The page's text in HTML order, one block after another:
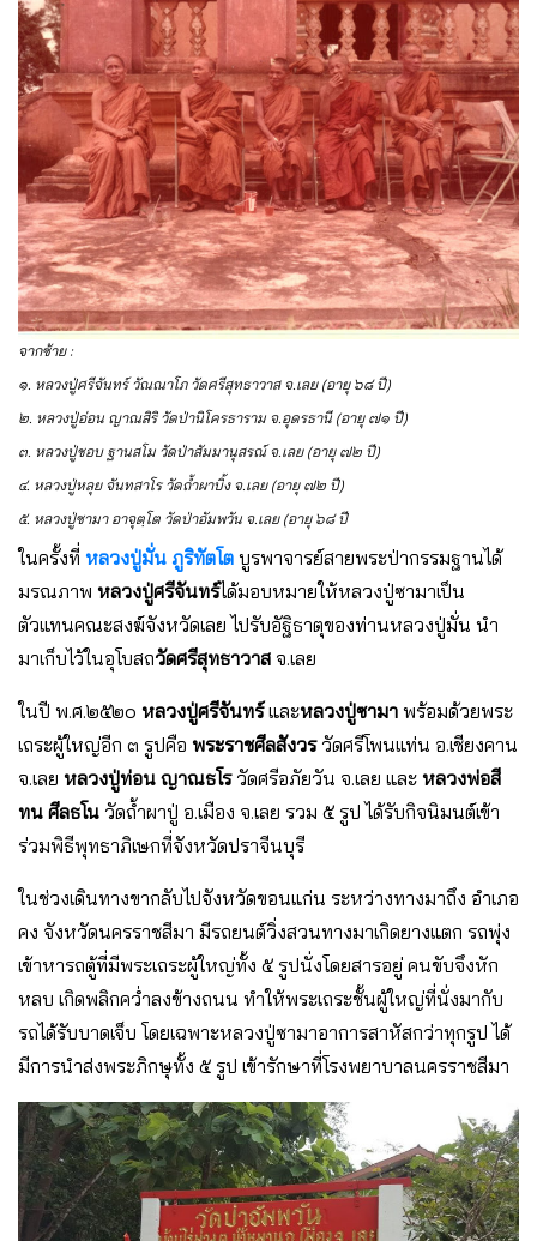
จากซ้าย :
๑. หลวงปู่ศรีจันทร์ วัณณาโภ วัดศรีสุทธาวาส จ.เลย (อายุ ๖๘ ปี)
๒. หลวงปู่อ่อน ญาณสิริ วัดป่านิโครธาราม จ.อุดรธานี (อายุ ๗๑ ปี)
๓. หลวงปู่ชอบ ฐานสโม วัดป่าสัมมานุสรณ์ จ.เลย (อายุ ๗๒ ปี)
๔. หลวงปู่หลุย จันทสาโร วัดถ้ำผาบิ้ง จ.เลย (อายุ ๗๒ ปี)
๕. หลวงปู่ซามา อาจุตฺโต วัดป่าอัมพวัน จ.เลย (อายุ ๖๘ ปี
ในครั้งที่ หลวงปู่มั่น ภูริทัตโต บูรพาจารย์สายพระป่ากรรมฐานได้
มรณภาพ หลวงปู่ศรีจันทร์ได้มอบหมายให้หลวงปู่ซามาเป็น
ตัวแทนคณะสงฆ์จังหวัดเลย ไปรับอัฐิธาตุของท่านหลวงปู่มั่น นำ
มาเก็บไว้ในอุโบสถวัดศรีสุทธาวาส จ.เลย
ในปี พ.ศ.๒๕๒๐ หลวงปู่ศรีจันทร์และหลวงปู่ซามา พร้อมด้วยพระ
เถระผู้ใหญ่อีก ๓ รูปคือ พระราชศีลสังวรวัดศรีโพนแท่น อ.เชียงคาน
จ.เลย หลวงปู่ท่อน ญาณธโรวัดศรีอภัยวัน จ.เลย และ หลวงพ่อสี
ทน ศีลธโน วัดถ้ำผาปู่ อ.เมือง จ.เลย รวม ๕ รูป ได้รับกิจนิมนต์เข้า
ร่วมพิธีพุทธาภิเษกที่จังหวัดปราจีนบุรี
ในช่วงเดินทางขากลับไปจังหวัดขอนแก่น ระหว่างทางมาถึง อำเภอ
คง จังหวัดนครราชสีมา มีรถยนต์วิ่งสวนทางมาเกิดยางแตก รถพุ่ง
เข้าหารถตู้ที่มีพระเถระผู้ใหญ่ทั้ง ๕ รูปนั่งโดยสารอยู่ คนขับจึงหัก
หลบ เกิดพลิกคว่ำลงข้างถนน ทำให้พระเถระชั้นผู้ใหญ่ที่นั่งมากับ
รถได้รับบาดเจ็บ โดยเฉพาะหลวงปู่ซามาอาการสาหัสกว่าทุกรูป ได้
มีการนำส่งพระภิกษุทั้ง ๕ รูป เข้ารักษาที่โรงพยาบาลนครราชสีมา